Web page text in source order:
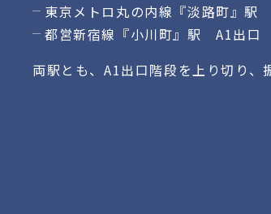
東京メトロ丸の内線『淡路町』駅
都営新宿線『小川町』駅 A1出口
両駅とも、A1出口階段を上り切り、